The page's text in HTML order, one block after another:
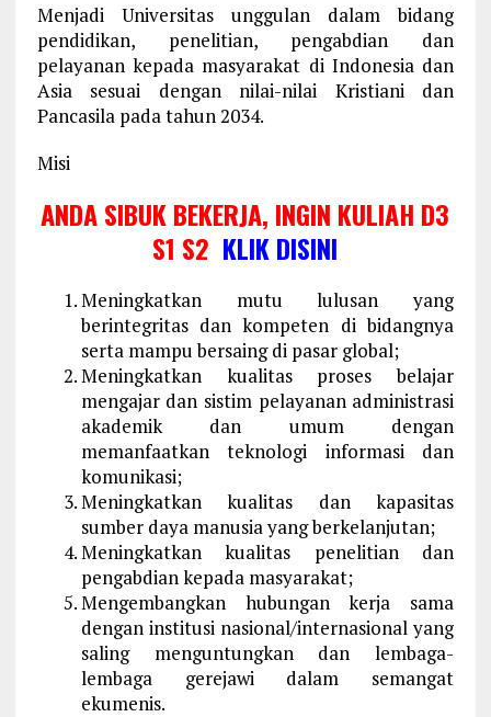
Menjadi Universitas unggulan dalam bidang
pendidikan, penelitian, pengabdian dan
pelayanan kepada masyarakat di Indonesia dan
Asia sesuai dengan nilai-nilai Kristiani dan
Pancasila pada tahun 2034.
Misi
ANDA SIBUK BEKERJA, INGIN KULIAH D3
S1 S2 KLIK DISINI
Meningkatkan mutu lulusan yang
berintegritas dan kompeten di bidangnya
serta mampu bersaing di pasar global;
Meningkatkan kualitas proses belajar
mengajar dan sistim pelayanan administrasi
akademik dan umum dengan
memanfaatkan teknologi informasi dan
komunikasi;
Meningkatkan kualitas dan kapasitas
sumber daya manusia yang berkelanjutan;
Meningkatkan kualitas penelitian dan
pengabdian kepada masyarakat;
Mengembangkan hubungan kerja sama
dengan institusi nasional/internasional yang
saling menguntungkan dan lembaga-
lembaga gerejawi dalam semangat
ekumenis.